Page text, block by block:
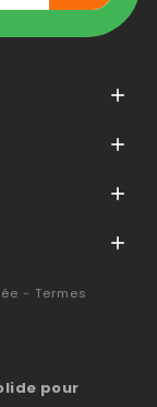




- Termes
pour